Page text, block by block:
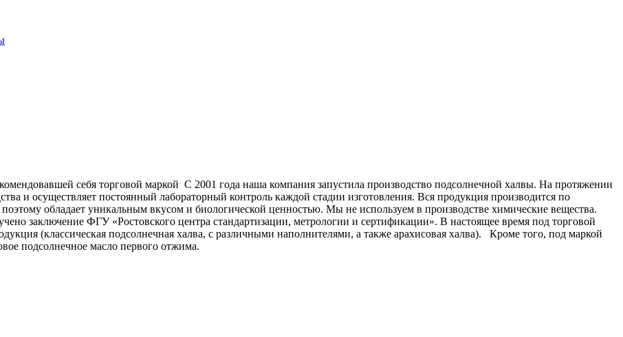
себя торговой маркой С 2001 года наша компания запустила производство подсолнечной халвы. На протяжении
и осуществляет постоянный лабораторный контроль каждой стадии изготовления. Вся продукция производится по
обладает уникальным вкусом и биологической ценностью. Мы не используем в производстве химические вещества.
заключение ФГУ «Ростовского центра стандартизации, метрологии и сертификации». В настоящее время под торговой
(классическая подсолнечная халва, с различными наполнителями, а также арахисовая халва). Кроме того, под маркой
подсолнечное масло первого отжима.